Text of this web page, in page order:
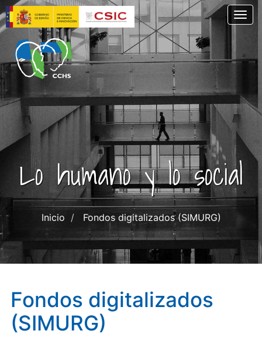
Pasar
al
contenido
principal
Lo humano y lo social
Inicio Fondos digitalizados (SIMURG)
Fondos digitalizados
(SIMURG)